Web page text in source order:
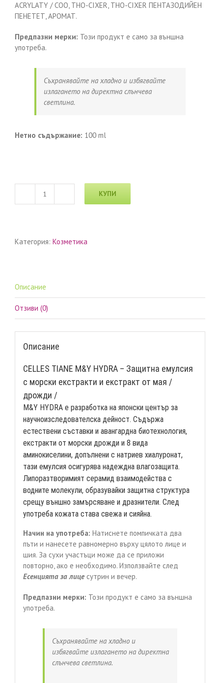
ACRYLATY / COO, THO-CIXER, THO-CIXER ПЕНТАЗОДИЙЕН
ПЕНЕТЕТ, АРОМАТ.
Предпазни мерки: Този продукт е само за външна
употреба.
Съхранявайте на хладно и избягвайте
излагането на директна слънчева
светлина.
Нетно съдържание: 100 ml
количество
M&Y
емулсия
с
морски
екстракти
от
/
дрожди
/
КУПИ
Категория: Козметика
Описание
Отзиви (0)
Описание
CELLES TIANE M&Y HYDRA – Защитна емулсия
с морски екстракти и екстракт от мая /
дрожди /
M&Y HYDRA е разработка на японски център за
научноизследователска дейност. Съдържа
естествени съставки и авангардна биотехнология,
екстракти от морски дрожди и 8 вида
аминокиселини, допълнени с натриев хиалуронат,
тази емулсия осигурява надеждна влагозащита.
Липоразтворимият серамид взаимодейства с
водните молекули, образувайки защитна структура
срещу външно замърсяване и дразнители. След
употреба кожата става свежа и сияйна.
Начин на употреба: Натиснете помпичката два
пъти и нанесете равномерно върху цялото лице и
шия. За сухи участъци може да се приложи
повторно, ако е необходимо. Използвайте след
Есенцията за лице сутрин и вечер.
Предпазни мерки: Този продукт е само за външна
употреба.
Съхранявайте на хладно и
избягвайте излагането на директна
слънчева светлина.